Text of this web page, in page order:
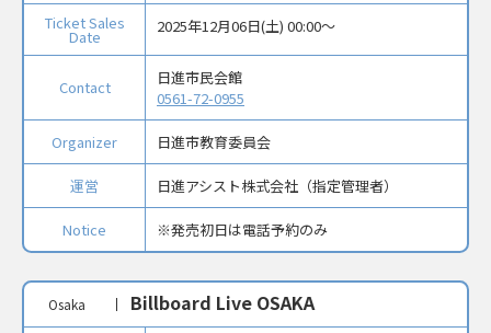
Ticket Sales
Date
2025年12月06日(土) 00:00〜
Contact
日進市民会館
0561-72-0955
Organizer 日進市教育委員会
運営 日進アシスト株式会社（指定管理者）
Notice ※発売初日は電話予約のみ
Osaka Billboard Live OSAKA